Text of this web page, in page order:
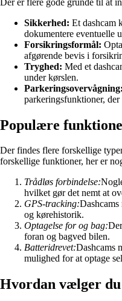
Sikkerhed: Et dashcam
dokumentere eventuelle
Forsikringsformål:
afgørende bevis i
Tryghed: Med et
under kørslen.
Parkeringsovervågning:
parkeringsfunktioner, der
Populære
Der findes flere forskellige
forskellige funktioner, her er
Trådløs forbindelse:
hvilket gør det nemt at
GPS-tracking:
og kørehistorik.
Optagelse for og bag:
foran og bagved bilen.
Batteridrevet:Dashcams
mulighed for at optage
Hvordan vælger